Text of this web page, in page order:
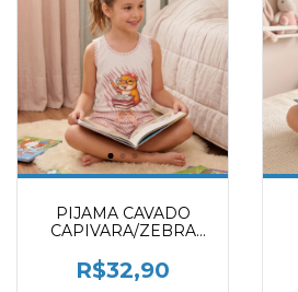
PIJAMA CAVADO
CAPIVARA/ZEBRA
R$32,90